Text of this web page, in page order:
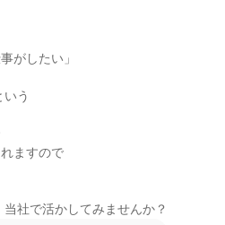
がしたい」
いう
ますので
当社で活かしてみませんか？